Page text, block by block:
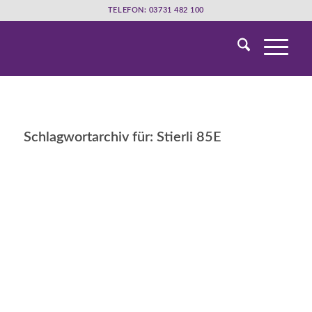
TELEFON: 03731 482 100
Schlagwortarchiv für: Stierli 85E